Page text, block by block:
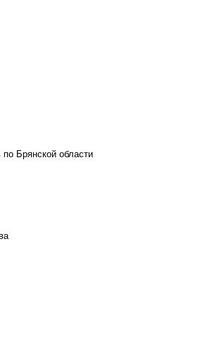
Брянской области